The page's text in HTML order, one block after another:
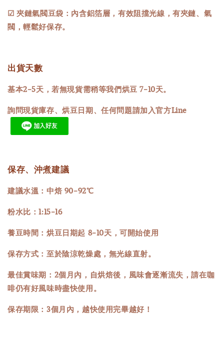
☑ 夾鏈氣閥豆袋：內含鋁箔層，有效阻擋光線，有夾鏈、氣
閥，輕鬆好保存。
出貨天數
基本2-5天，若無現貨需稍等我們烘豆 7-10天。
詢問現貨庫存、烘豆日期、任何問題請加入官方Line
保存、沖煮建議
建議水溫：中焙 90-92℃
粉水比：1:15-16
養豆時間：烘豆日期起 8-10天，可開始使用
保存方式：至於陰涼乾燥處，無光線直射。
最佳賞味期：2個月內，自烘焙後，風味會逐漸流失，請在咖
啡仍有好風味時盡快使用。
保存期限：3個月內，越快使用完畢越好！